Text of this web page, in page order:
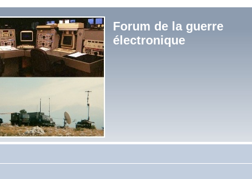
Forum de la guerre
électronique